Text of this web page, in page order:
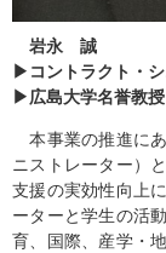
岩永 誠
▶コントラクト・
▶広島大学名誉教授
本事業の推進に
ニストレーター）
支援の実効性向上
ーターと学生の活
育、国際、産学・